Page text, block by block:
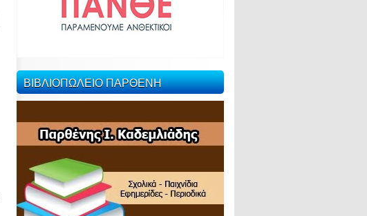
ΒΙΒΛΙΟΠΩΛΕΙΟ ΠΑΡΘΕΝΗ